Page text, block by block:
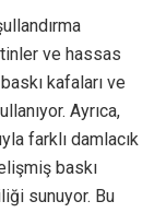
ve hassas
kafaları ve
Ayrıca,
farklı damlacık
baskı
sunuyor. Bu